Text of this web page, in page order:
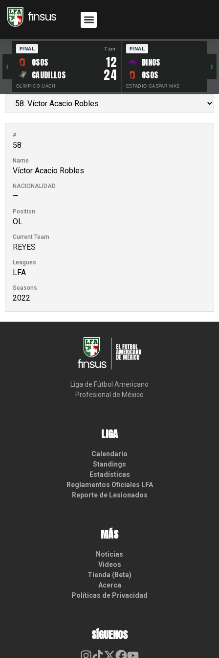
‹
FINAL 7 jun.
OSOS 12
CAUDILLOS 24
OLÍMPICO UACH
FINAL
DINOS
OSOS
ESTADIO GASPAR MAS
›
#
58
Name
Víctor Acacio Robles
NACIONALIDAD
—
Position
OL
Current Team
REYES
Leagues
LFA
Seasons
2022
Liga de Fútbol Americano
Profesional de México
LIGA
Calendario
Standings
Estadísticas
Reglamentos Oficiales LFA
Reporte de Lesionados
MÁS
Noticias
Videos
Tienda (Beta)
Acerca
Políticas de Privacidad
SÍGUENOS